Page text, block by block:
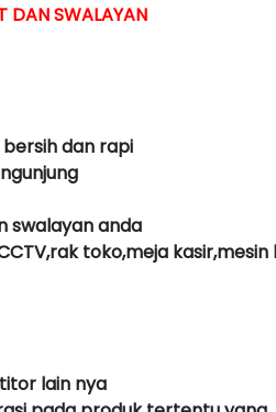
DAN SWALAYAN
dan rapi
swalayan anda
toko,meja kasir,mesin
lain nya